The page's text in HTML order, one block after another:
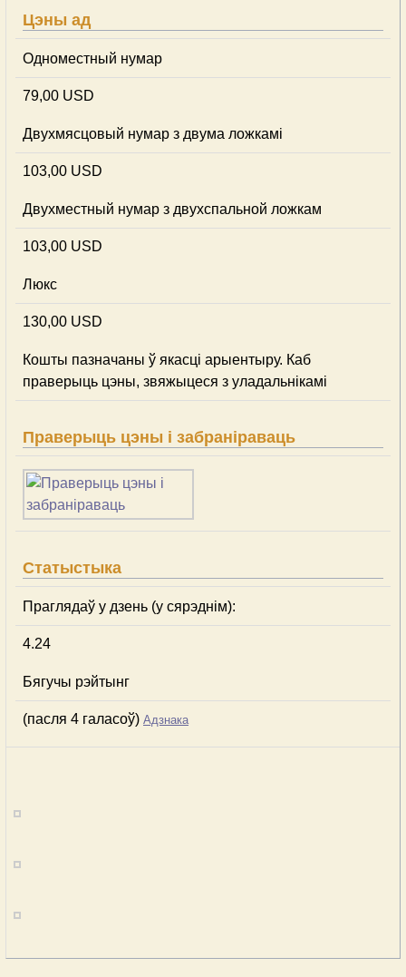
Цэны ад
Одноместный нумар
79,00 USD
Двухмясцовый нумар з двума ложкамі
103,00 USD
Двухместный нумар з двухспальной ложкам
103,00 USD
Люкс
130,00 USD
Кошты пазначаны ў якасці арыентыру. Каб
праверыць цэны, звяжыцеся з уладальнікамі
Праверыць цэны і забраніраваць
Статыстыка
Праглядаў у дзень (у сярэднім):
4.24
Бягучы рэйтынг
(пасля 4 галасоў) Адзнака